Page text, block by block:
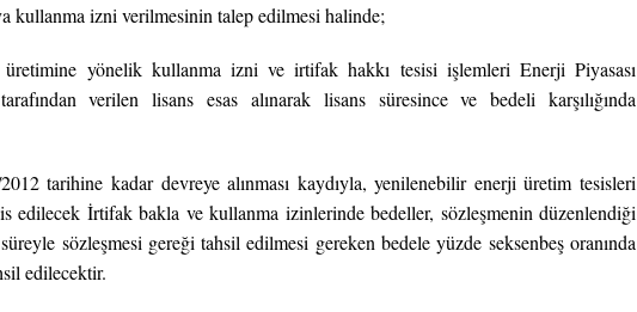
kullanma izni verilmesinin talep edilmesi halinde;
yönelik kullanma izni ve irtifak hakkı tesisi işlemleri Enerji Piyasası
verilen lisans esas alınarak lisans süresince ve bedeli karşılığında
tarihine kadar devreye alınması kaydıyla, yenilenebilir enerji üretim tesisleri
edilecek İrtifak bakla ve kullanma izinlerinde bedeller, sözleşmenin düzenlendiği
sözleşmesi gereği tahsil edilmesi gereken bedele yüzde seksenbeş oranında
edilecektir.